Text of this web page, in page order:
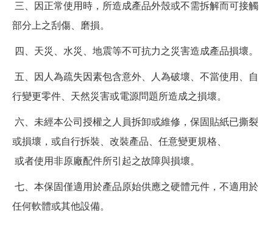
三、因正常使用時，所造成產品外殼或不需拆解而可接觸
部分上之刮傷、磨損。
四、天災、水災、地震等不可抗力之災害造成產品損壞。
五、因人為疏失因素包含意外、人為破壞、不當使用、自
行變更零件、天然災害或電源問題所造成之損壞。
六、未經本公司授權之人員拆卸或維修，保固貼紙已撕裂
或損壞，或自行拆裝、改裝產品、任意變更規格、
或者使用非原廠配件所引起之故障與損壞。
七、本保固僅適用於產品原始供應之硬體元件，不適用於
任何軟體或其他設備。